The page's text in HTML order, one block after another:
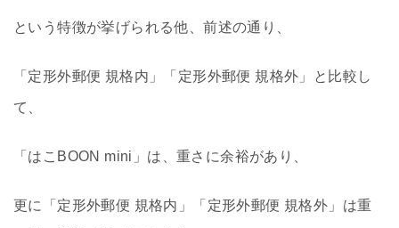
という特徴が挙げられる他、前述の通り、
「定形外郵便 規格内」「定形外郵便 規格外」と比較し
て、
「はこBOON mini」は、重さに余裕があり、
更に「定形外郵便 規格内」「定形外郵便 規格外」は重